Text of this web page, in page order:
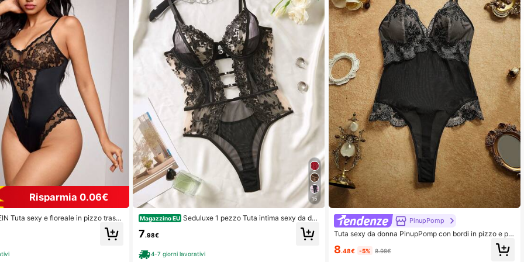
Risparmia 0.06€
Tuta sexy e floreale in pizzo trasp
per donne, colore nero, adatt
15
Magazzino EU Seduluxe 1 pezzo Tuta intima sexy da do
7.98€
4-7 giorni lavorativi
PinupPomp
Tuta sexy da donna PinupPomp con bordi in pizzo e pa
8.48€ -5% 8.98€